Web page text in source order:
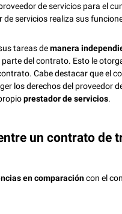
de servicios para el
de servicios realiza sus
tareas demanera
del contrato. Esto le
Cabe destacar que el
los derechos del proveedor
prestador de servicios.
un contrato de
en comparacióncon el